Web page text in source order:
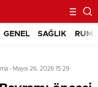
GENEL SAĞLIK RUM
- Mayıs 26, 2026 15:29